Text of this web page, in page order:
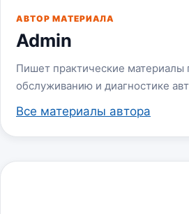
АВТОР МАТЕРИАЛА
Admin
Пишет практические материалы
обслуживанию и диагностике
Все материалы автора